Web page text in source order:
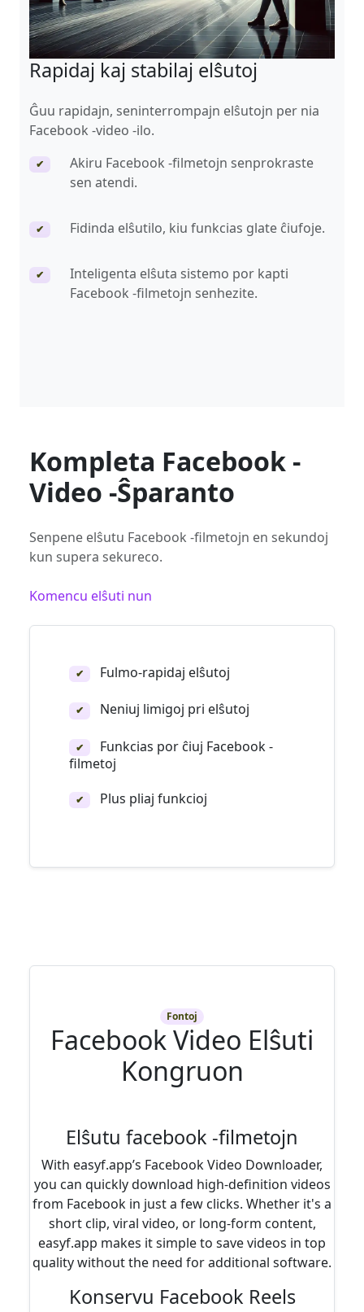
Rapidaj kaj stabilaj elŝutoj
Ĝuu rapidajn, seninterrompajn elŝutojn per nia
Facebook -video -ilo.
✔
Akiru Facebook -filmetojn senprokraste
sen atendi.
✔ Fidinda elŝutilo, kiu funkcias glate ĉiufoje.
✔
Inteligenta elŝuta sistemo por kapti
Facebook -filmetojn senhezite.
Kompleta Facebook -
Video -Ŝparanto
Senpene elŝutu Facebook -filmetojn en sekundoj
kun supera sekureco.
Komencu elŝuti nun
✔ Fulmo-rapidaj elŝutoj
✔ Neniuj limigoj pri elŝutoj
✔
Funkcias por ĉiuj Facebook -
filmetoj
✔ Plus pliaj funkcioj
Fontoj
Facebook Video Elŝuti
Kongruon
Elŝutu facebook -filmetojn
With easyf.app’s Facebook Video Downloader,
you can quickly download high-definition videos
from Facebook in just a few clicks. Whether it's a
short clip, viral video, or long-form content,
easyf.app makes it simple to save videos in top
quality without the need for additional software.
Konservu Facebook Reels